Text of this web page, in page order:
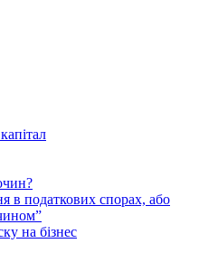
в податкових спорах, або
на бізнес